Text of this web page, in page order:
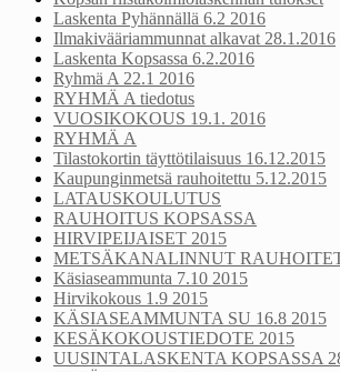
Laskenta Pyhännällä 6.2 2016
Ilmakivääriammunnat alkavat 28.1.2016
Laskenta Kopsassa 6.2.2016
Ryhmä A 22.1 2016
RYHMÄ A tiedotus
VUOSIKOKOUS 19.1. 2016
RYHMÄ A
Tilastokortin täyttötilaisuus 16.12.2015
Kaupunginmetsä rauhoitettu 5.12.2015
LATAUSKOULUTUS
RAUHOITUS KOPSASSA
HIRVIPEIJAISET 2015
METSÄKANALINNUT
Käsiaseammunta 7.10 2015
Hirvikokous 1.9 2015
KÄSIASEAMMUNTA SU 16.8 2015
KESÄKOKOUSTIEDOTE 2015
UUSINTALASKENTA KOPSASSA